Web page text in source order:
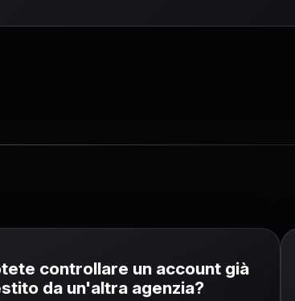
controllare un account già
da un'altra agenzia?